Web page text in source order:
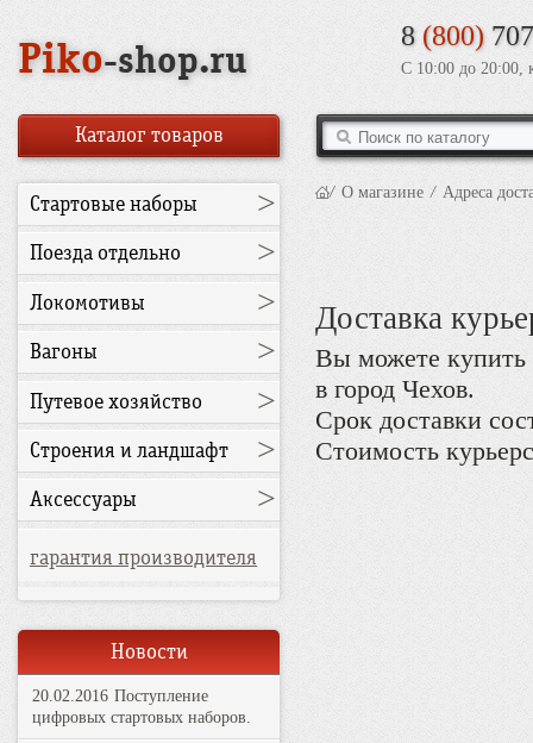
Piko-shop.ru
8 (800)
С 10:00 до 20:00,
Каталог товаров
Стартовые наборы >
Поезда отдельно >
Локомотивы >
Вагоны >
Путевое хозяйство >
Строения и ландшафт >
Аксессуары >
гарантия производителя
Новости
20.02.2016 Поступление
цифровых стартовых наборов.
/ О магазине / Адреса
Доставка
Вы можете купить
в город Чехов.
Срок доставки
Стоимость